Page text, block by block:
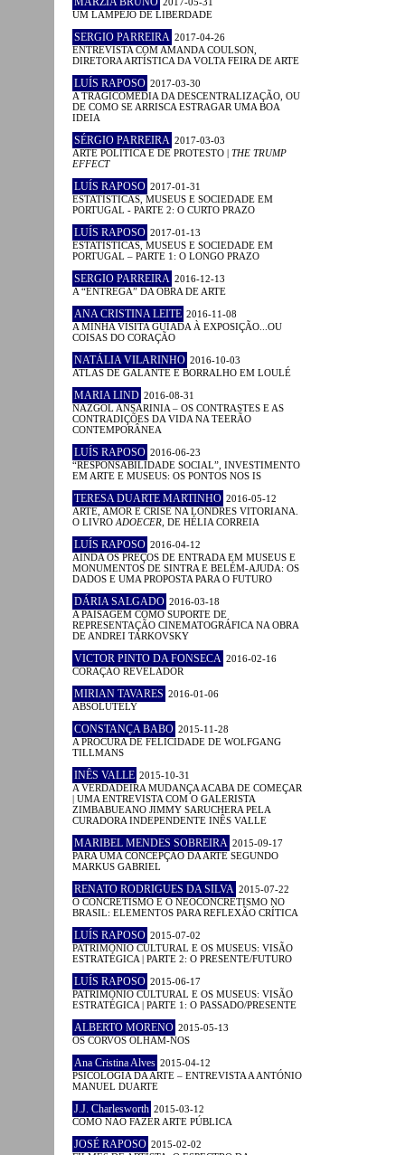
UM LAMPEJO DE LIBERDADE
SERGIO PARREIRA 2017-04-26
ENTREVISTA COM AMANDA COULSON,
DIRETORA ARTÍSTICA DA VOLTA FEIRA DE ARTE
LUÍS RAPOSO 2017-03-30
A TRAGICOMÉDIA DA DESCENTRALIZAÇÃO, OU
DE COMO SE ARRISCA ESTRAGAR UMA BOA
IDEIA
SÉRGIO PARREIRA 2017-03-03
ARTE POLÍTICA E DE PROTESTO | THE TRUMP
EFFECT
LUÍS RAPOSO 2017-01-31
ESTATÍSTICAS, MUSEUS E SOCIEDADE EM
PORTUGAL - PARTE 2: O CURTO PRAZO
LUÍS RAPOSO 2017-01-13
ESTATÍSTICAS, MUSEUS E SOCIEDADE EM
PORTUGAL – PARTE 1: O LONGO PRAZO
SERGIO PARREIRA 2016-12-13
A “ENTREGA” DA OBRA DE ARTE
ANA CRISTINA LEITE 2016-11-08
A MINHA VISITA GUIADA À EXPOSIÇÃO...OU
COISAS DO CORAÇÃO
NATÁLIA VILARINHO 2016-10-03
ATLAS DE GALANTE E BORRALHO EM LOULÉ
MARIA LIND 2016-08-31
NAZGOL ANSARINIA – OS CONTRASTES E AS
CONTRADIÇÕES DA VIDA NA TEERÃO
CONTEMPORÂNEA
LUÍS RAPOSO 2016-06-23
“RESPONSABILIDADE SOCIAL”, INVESTIMENTO
EM ARTE E MUSEUS: OS PONTOS NOS IS
TERESA DUARTE MARTINHO 2016-05-12
ARTE, AMOR E CRISE NA LONDRES VITORIANA.
O LIVRO ADOECER , DE HÉLIA CORREIA
LUÍS RAPOSO 2016-04-12
AINDA OS PREÇOS DE ENTRADA EM MUSEUS E
MONUMENTOS DE SINTRA E BELÉM-AJUDA: OS
DADOS E UMA PROPOSTA PARA O FUTURO
DÁRIA SALGADO 2016-03-18
A PAISAGEM COMO SUPORTE DE
REPRESENTAÇÃO CINEMATOGRÁFICA NA OBRA
DE ANDREI TARKOVSKY
VICTOR PINTO DA FONSECA 2016-02-16
CORAÇÃO REVELADOR
MIRIAN TAVARES 2016-01-06
ABSOLUTELY
CONSTANÇA BABO 2015-11-28
A PROCURA DE FELICIDADE DE WOLFGANG
TILLMANS
INÊS VALLE 2015-10-31
A VERDADEIRA MUDANÇA ACABA DE COMEÇAR
| UMA ENTREVISTA COM O GALERISTA
ZIMBABUEANO JIMMY SARUCHERA PELA
CURADORA INDEPENDENTE INÊS VALLE
MARIBEL MENDES SOBREIRA 2015-09-17
PARA UMA CONCEPÇÃO DA ARTE SEGUNDO
MARKUS GABRIEL
RENATO RODRIGUES DA SILVA 2015-07-22
O CONCRETISMO E O NEOCONCRETISMO NO
BRASIL: ELEMENTOS PARA REFLEXÃO CRÍTICA
LUÍS RAPOSO 2015-07-02
PATRIMÓNIO CULTURAL E OS MUSEUS: VISÃO
ESTRATÉGICA | PARTE 2: O PRESENTE/FUTURO
LUÍS RAPOSO 2015-06-17
PATRIMÓNIO CULTURAL E OS MUSEUS: VISÃO
ESTRATÉGICA | PARTE 1: O PASSADO/PRESENTE
ALBERTO MORENO 2015-05-13
OS CORVOS OLHAM-NOS
Ana Cristina Alves 2015-04-12
PSICOLOGIA DA ARTE – ENTREVISTA A ANTÓNIO
MANUEL DUARTE
J.J. Charlesworth 2015-03-12
COMO NÃO FAZER ARTE PÚBLICA
JOSÉ RAPOSO 2015-02-02